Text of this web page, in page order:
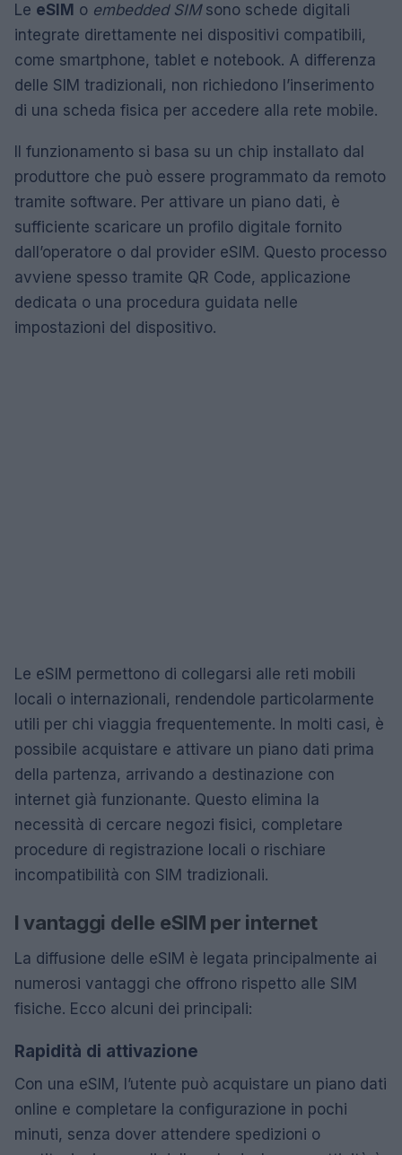
Le eSIM o embedded SIMsono schede digitali
integrate direttamente nei dispositivi compatibili,
come smartphone, tablet e notebook. A differenza
delle SIM tradizionali, non richiedono l’inserimento
di una scheda fisica per accedere alla rete mobile.
Il funzionamento si basa su un chip installato dal
produttore che può essere programmato da remoto
tramite software. Per attivare un piano dati, è
sufficiente scaricare un profilo digitale fornito
dall’operatore o dal provider eSIM. Questo processo
avviene spesso tramite QR Code, applicazione
dedicata o una procedura guidata nelle
impostazioni del dispositivo.
Le eSIM permettono di collegarsi alle reti mobili
locali o internazionali, rendendole particolarmente
utili per chi viaggia frequentemente. In molti casi, è
possibile acquistare e attivare un piano dati prima
della partenza, arrivando a destinazione con
internet già funzionante. Questo elimina la
necessità di cercare negozi fisici, completare
procedure di registrazione locali o rischiare
incompatibilità con SIM tradizionali.
I vantaggi delle eSIM per internet
La diffusione delle eSIM è legata principalmente ai
numerosi vantaggi che offrono rispetto alle SIM
fisiche. Ecco alcuni dei principali:
Rapidità di attivazione
Con una eSIM, l’utente può acquistare un piano dati
online e completare la configurazione in pochi
minuti, senza dover attendere spedizioni o